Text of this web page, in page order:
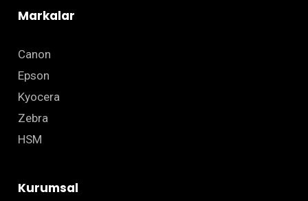
Markalar
Canon
Epson
Kyocera
Zebra
HSM
Kurumsal